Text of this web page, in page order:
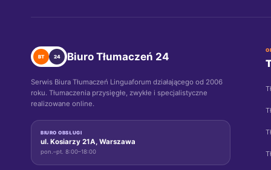
BT 24 Biuro Tłumaczeń 24
Serwis Biura Tłumaczeń Linguaforum działającego od 2006
roku. Tłumaczenia przysięgłe, zwykłe i specjalistyczne
realizowane online.
BIURO OBSŁUGI
ul. Kosiarzy 21A, Warszawa
pon.–pt. 8:00–18:00